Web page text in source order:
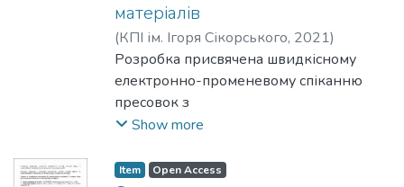
матеріалів
(КПІ ім. Ігоря Сікорського, 2021)
Богомол, Юрій Іванович;Bogomol, Iurii
Розробка присвячена швидкісному
електронно-променевому спіканню
пресовок з
металевих та металокерамічних
Встановлено
Show more
Item Open Access